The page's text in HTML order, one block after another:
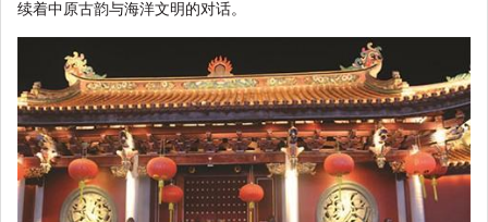
续着中原古韵与海洋文明的对话。